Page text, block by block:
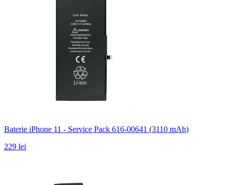
Baterie iPhone 11 - Service Pack 616-00641 (3110 mAh)
229 lei